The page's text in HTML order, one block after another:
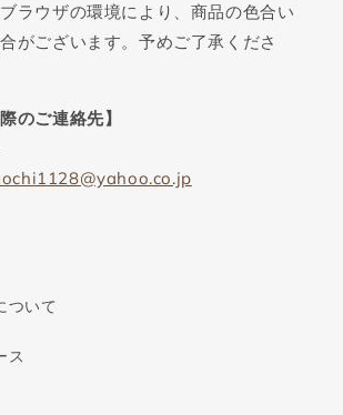
ラウザの環境により、商品の色合い
がございます。予めご了承くださ
のご連絡先】
ついて
ス